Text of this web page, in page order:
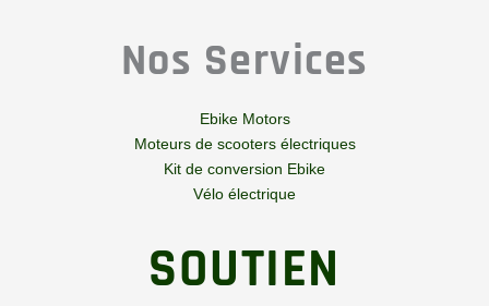
Nos Services
Ebike Motors
Moteurs de scooters électriques
Kit de conversion Ebike
Vélo électrique
SOUTIEN